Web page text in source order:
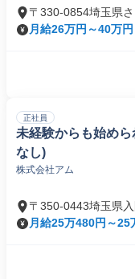
〒330-0854埼玉県
月給26万円～40万円
正社員
未経験からも始め
なし)
株式会社アム
〒350-0443埼玉県
月給25万480円～25